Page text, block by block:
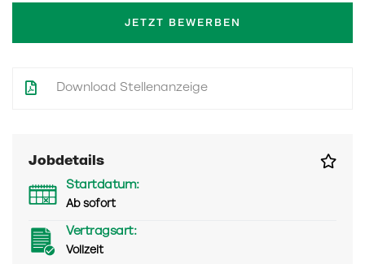
JETZT BEWERBEN
Download Stellenanzeige
Jobdetails
Startdatum:
Ab sofort
Vertragsart:
Vollzeit